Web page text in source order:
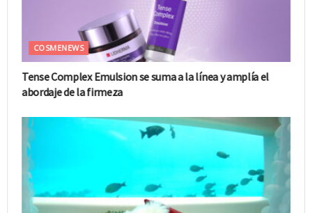
COSMENEWS
Tense Complex Emulsion se suma a la línea y amplía el
abordaje de la firmeza